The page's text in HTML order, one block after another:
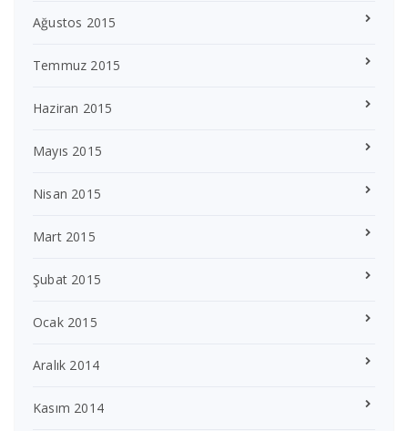
Ağustos 2015
Temmuz 2015
Haziran 2015
Mayıs 2015
Nisan 2015
Mart 2015
Şubat 2015
Ocak 2015
Aralık 2014
Kasım 2014